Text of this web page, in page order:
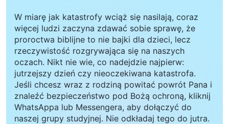
W miarę jak katastrofy wciąż się nasilają, coraz
więcej ludzi zaczyna zdawać sobie sprawę, że
proroctwa biblijne to nie bajki dla dzieci, lecz
rzeczywistość rozgrywająca się na naszych
oczach. Nikt nie wie, co nadejdzie najpierw:
jutrzejszy dzień czy nieoczekiwana katastrofa.
Jeśli chcesz wraz z rodziną powitać powrót Pana i
znaleźć bezpieczeństwo pod Bożą ochroną, kliknij
WhatsAppa lub Messengera, aby dołączyć do
naszej grupy studyjnej. Nie odkładaj tego do jutra.